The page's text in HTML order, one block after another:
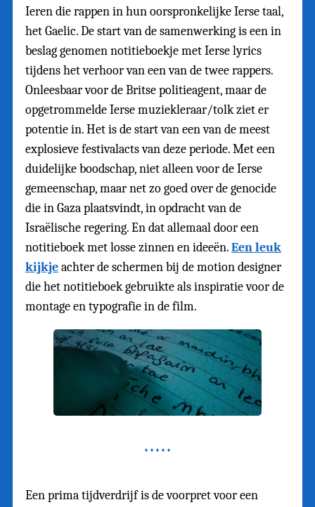
Ieren die rappen in hun oorspronkelijke Ierse taal,
het Gaelic. De start van de samenwerking is een in
beslag genomen notitieboekje met Ierse lyrics
tijdens het verhoor van een van de twee rappers.
Onleesbaar voor de Britse politieagent, maar de
opgetrommelde Ierse muziekleraar/tolk ziet er
potentie in. Het is de start van een van de meest
explosieve festivalacts van deze periode. Met een
duidelijke boodschap, niet alleen voor de Ierse
gemeenschap, maar net zo goed over de genocide
die in Gaza plaatsvindt, in opdracht van de
Israëlische regering. En dat allemaal door een
notitieboek met losse zinnen en ideeën.Een leuk
kijkjeachter de schermen bij de motion designer
die het notitieboek gebruikte als inspiratie voor de
montage en typografie in de film.
Een prima tijdverdrijf is de voorpret voor een